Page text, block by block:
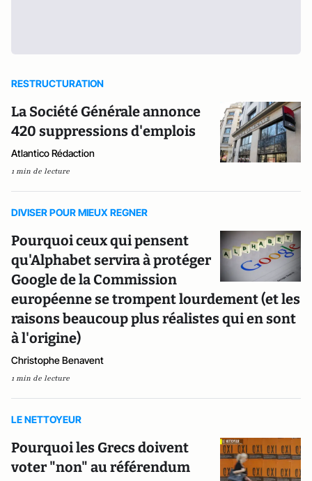
RESTRUCTURATION
La Société Générale annonce
420 suppressions d'emplois
Atlantico Rédaction
1 min de lecture
DIVISER POUR MIEUX REGNER
Pourquoi ceux qui pensent
qu'Alphabet servira à protéger
Google de la Commission
européenne se trompent lourdement (et les
raisons beaucoup plus réalistes qui en sont
à l'origine)
Christophe Benavent
1 min de lecture
LE NETTOYEUR
Pourquoi les Grecs doivent
voter "non" au référendum